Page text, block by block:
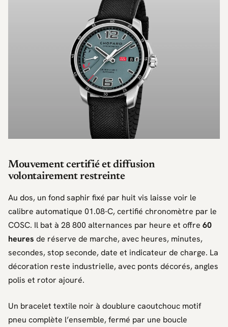
Mouvement certifié et diffusion
volontairement restreinte
Au dos, un fond saphir fixé par huit vis laisse voir le
calibre automatique 01.08-C, certifié chronomètre par le
COSC. Il bat à 28 800 alternances par heure et offre 60
heures de réserve de marche, avec heures, minutes,
secondes, stop seconde, date et indicateur de charge. La
décoration reste industrielle, avec ponts décorés, angles
polis et rotor ajouré.
Un bracelet textile noir à doublure caoutchouc motif
pneu complète l’ensemble, fermé par une boucle